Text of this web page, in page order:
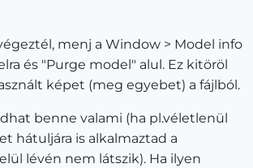
menj a Window > Model info
és "Purge model" alul. Ez kitöröl
képet (meg egyebet) a fájlból.
benne valami (ha pl.véletlenül
hátuljára is alkalmaztad a
lévén nem látszik). Ha ilyen